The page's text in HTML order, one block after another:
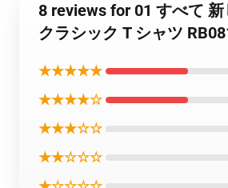
8 reviews for 01 すべて
クラシック T シャツ
★★★★★
★★★★☆
★★★☆☆
★★☆☆☆